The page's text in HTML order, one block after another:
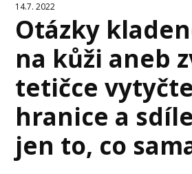
14.7. 2022
Otázky
na kůži aneb
tetičce vytyčte
hranice a
jen to, co